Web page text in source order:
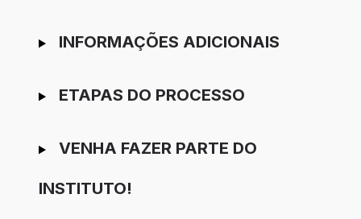
INFORMAÇÕES ADICIONAIS
ETAPAS DO PROCESSO
VENHA FAZER PARTE DO
INSTITUTO!